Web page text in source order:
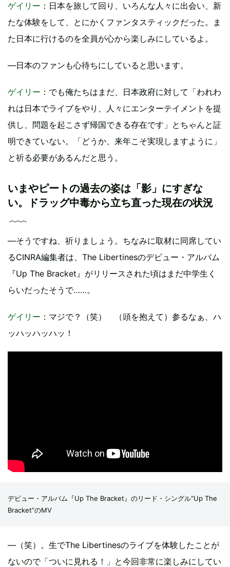
ゲイリー ：日本を旅して回り、いろんな人々に出会い、新
たな体験をして、とにかくファンタスティックだった。ま
た日本に行けるのを全員が心から楽しみにしているよ。
―日本のファンも心待ちにしていると思います。
ゲイリー ：でも俺たちはまだ、日本政府に対して「われわ
れは日本でライブをやり、人々にエンターテイメントを提
供し、問題を起こさず帰国できる存在です」とちゃんと証
明できていない。「どうか、来年こそ実現しますように」
と祈る必要があるんだと思う。
いまやピートの過去の姿は「影」にすぎな
い。ドラッグ中毒から立ち直った現在の状況
―そうですね、祈りましょう。ちなみに取材に同席してい
るCINRA編集者は、The Libertinesのデビュー・アルバム
『Up The Bracket』がリリースされた頃はまだ中学生く
らいだったそうで……。
ゲイリー ：マジで？（笑） （頭を抱えて）参るなぁ、ハ
ッハッハッハッ！
デビュー・アルバム『Up The Bracket』のリード・シングル“Up The
Bracket”のMV
―（笑）。生でThe Libertinesのライブを体験したことが
ないので「ついに見れる！」と今回非常に楽しみにしてい